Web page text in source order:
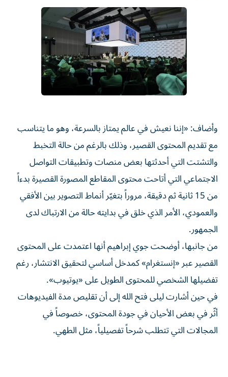
وأضاف: «إننا نعيش في عالم يمتاز بالسرعة، وهو ما يتناسب
مع تقديم المحتوى القصير، وذلك بالرغم من حالة التخبط
والتشتت التي أحدثتها بعض منصات وتطبيقات التواصل
الاجتماعي التي أتاحت محتوى المقاطع المصورة القصيرة بدءاً
من 15 ثانية ثم دقيقة، مروراً بتغيّر أنماط التصوير بين الأفقي
والعمودي، الأمر الذي خلق في بدايته حالة من الارتباك لدى
الجمهور.
من جانبها، أوضحت جوي إبراهيم أنها اعتمدت على المحتوى
القصير عبر «إنستغرام» كمدخل أساسي لتحقيق الانتشار، رغم
تفضيلها الشخصي للمحتوى الطويل على «يوتيوب».
في حين أشارت ليلى فتح الله إلى أن تقليص مدة الفيديوهات
أثّر في بعض الأحيان في جودة المحتوى، خصوصاً في
المجالات التي تتطلب شرحاً تفصيلياً، مثل الطهي.